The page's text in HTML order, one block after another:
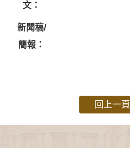
文：
新聞稿/
簡報：
回上一頁
:::